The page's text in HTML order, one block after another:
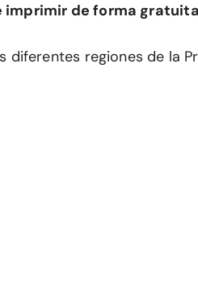
imprimir de forma gratuita
diferentes regiones de la